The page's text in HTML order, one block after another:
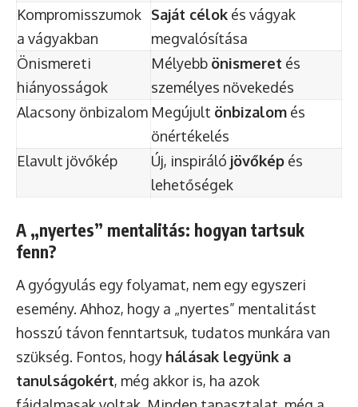
Kompromisszumok
a vágyakban
Saját célok és vágyak
megvalósítása
Önismereti
hiányosságok
Mélyebb önismeret és
személyes növekedés
Alacsony önbizalom Megújult önbizalom és
önértékelés
Elavult jövőkép
Új, inspiráló jövőkép és
lehetőségek
A „nyertes” mentalitás: hogyan tartsuk
fenn?
A gyógyulás egy folyamat, nem egy egyszeri
esemény. Ahhoz, hogy a „nyertes” mentalitást
hosszú távon fenntartsuk, tudatos munkára van
szükség. Fontos, hogy hálásak legyünk a
tanulságokért, még akkor is, ha azok